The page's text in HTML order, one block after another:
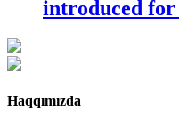
introduced for
Haqqımızda